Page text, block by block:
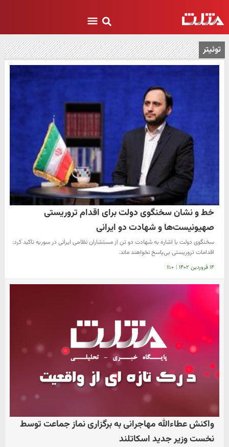
توئیتر
خط و نشان سخنگوی دولت برای اقدام تروریستی
صهیونیست‌ها و شهادت دو ایرانی
سخنگوی دولت با اشاره به شهادت دو تن از مستشاران نظامی ایرانی در سوریه تاکید کرد:
اقدامات تروریستی بی‌پاسخ نخواهند ماند.
۱۴ فروردین ۱۴۰۲ | ۱۱:۰
واکنش عطاءالله مهاجرانی به برگزاری نماز جماعت توسط
نخست وزیر جدید اسکاتلند